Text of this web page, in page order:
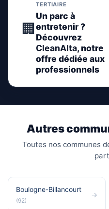
🏢
TERTIAIRE
Un parc à
entretenir ?
Découvrez
CleanAlta, notre
offre dédiée aux
professionnels
Autres
Toutes nos communes
Boulogne-Billancourt
(92)
→